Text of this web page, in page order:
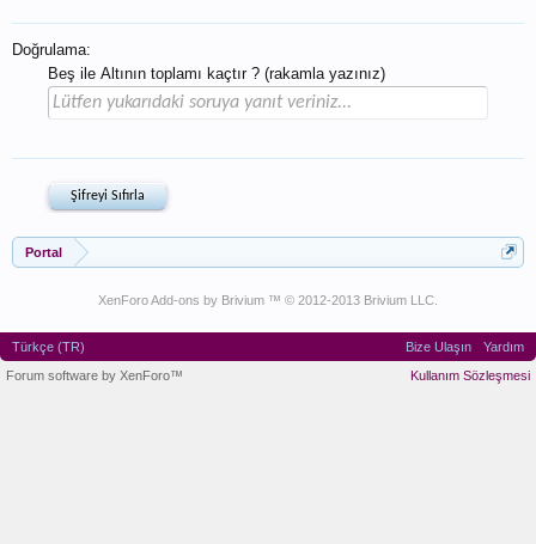
Doğrulama:
Beş ile Altının toplamı kaçtır ? (rakamla yazınız)
Portal
XenForo Add-ons by Brivium ™ © 2012-2013 Brivium LLC.
Türkçe (TR) Bize Ulaşın
Yardım
Kullanım Sözleşmesi
Forum software by XenForo™